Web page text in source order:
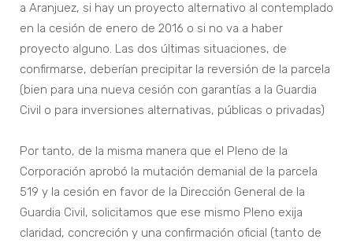
a Aranjuez, si hay un proyecto alternativo al contemplado
en la cesión de enero de 2016 o si no va a haber
proyecto alguno. Las dos últimas situaciones, de
confirmarse, deberían precipitar la reversión de la parcela
(bien para una nueva cesión con garantías a la Guardia
Civil o para inversiones alternativas, públicas o privadas)
Por tanto, de la misma manera que el Pleno de la
Corporación aprobó la mutación demanial de la parcela
519 y la cesión en favor de la Dirección General de la
Guardia Civil, solicitamos que ese mismo Pleno exija
claridad, concreción y una confirmación oficial (tanto de